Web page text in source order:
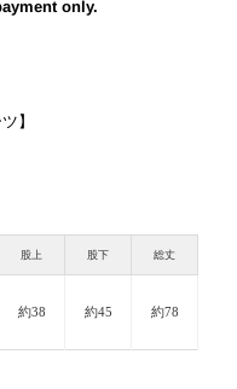
only.
】
股上 股下 総丈
約38 約45 約78